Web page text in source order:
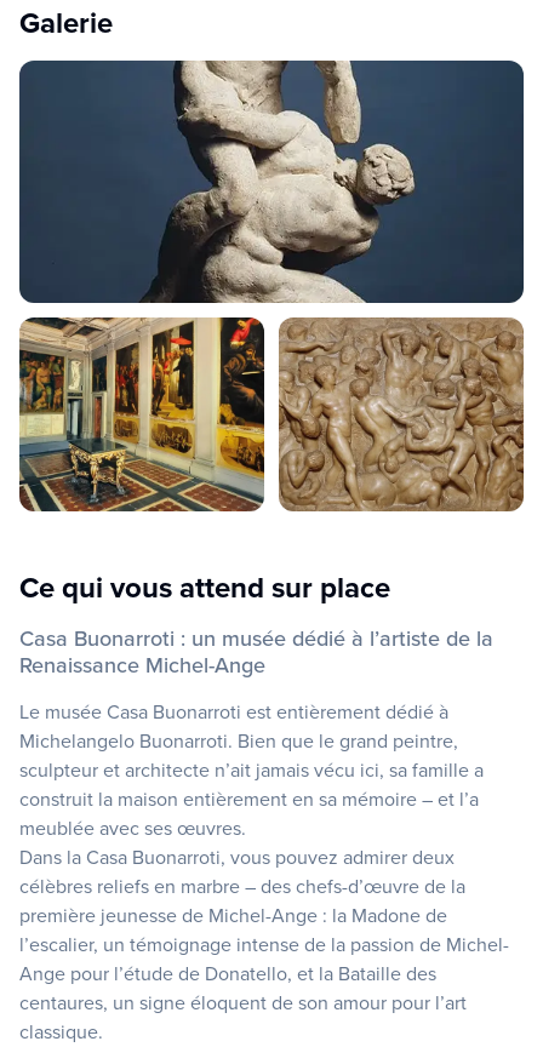
Galerie
Ce qui vous attend sur place
Casa Buonarroti : un musée dédié à l’artiste de la
Renaissance Michel-Ange
Le musée Casa Buonarroti est entièrement dédié à
Michelangelo Buonarroti. Bien que le grand peintre,
sculpteur et architecte n’ait jamais vécu ici, sa famille a
construit la maison entièrement en sa mémoire – et l’a
meublée avec ses œuvres.
Dans la Casa Buonarroti, vous pouvez admirer deux
célèbres reliefs en marbre – des chefs-d’œuvre de la
première jeunesse de Michel-Ange : la Madone de
l’escalier, un témoignage intense de la passion de Michel-
Ange pour l’étude de Donatello, et la Bataille des
centaures, un signe éloquent de son amour pour l’art
classique.